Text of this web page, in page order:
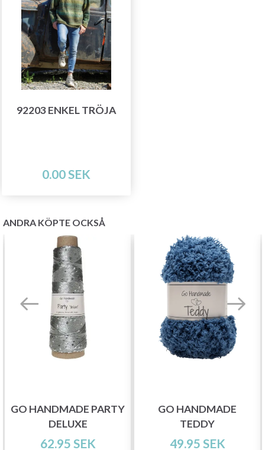
92203 ENKEL TRÖJA
0.00 SEK
ANDRA KÖPTE OCKSÅ
GO HANDMADE PARTY
DELUXE
62.95 SEK
GO HANDMADE
TEDDY
49.95 SEK
Spara upp till 50%!
Bli en del av vår garn-gemenskap och få
exklusiv tillgång till inspirerande